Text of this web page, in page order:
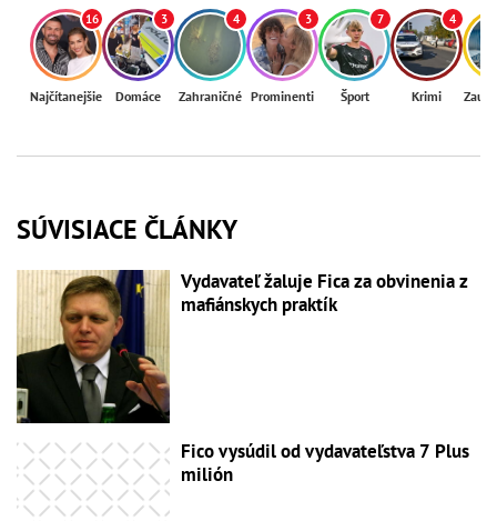
16
Najčítanejšie
3
Domáce
4
Zahraničné
3
Prominenti
7
Šport
4
Krimi
SÚVISIACE ČLÁNKY
Vydavateľ žaluje Fica za obvinenia z
mafiánskych praktík
Fico vysúdil od vydavateľstva 7 Plus
milión